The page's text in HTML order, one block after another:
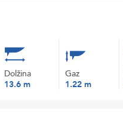
Dolžina
13.6 m
Gaz
1.22 m